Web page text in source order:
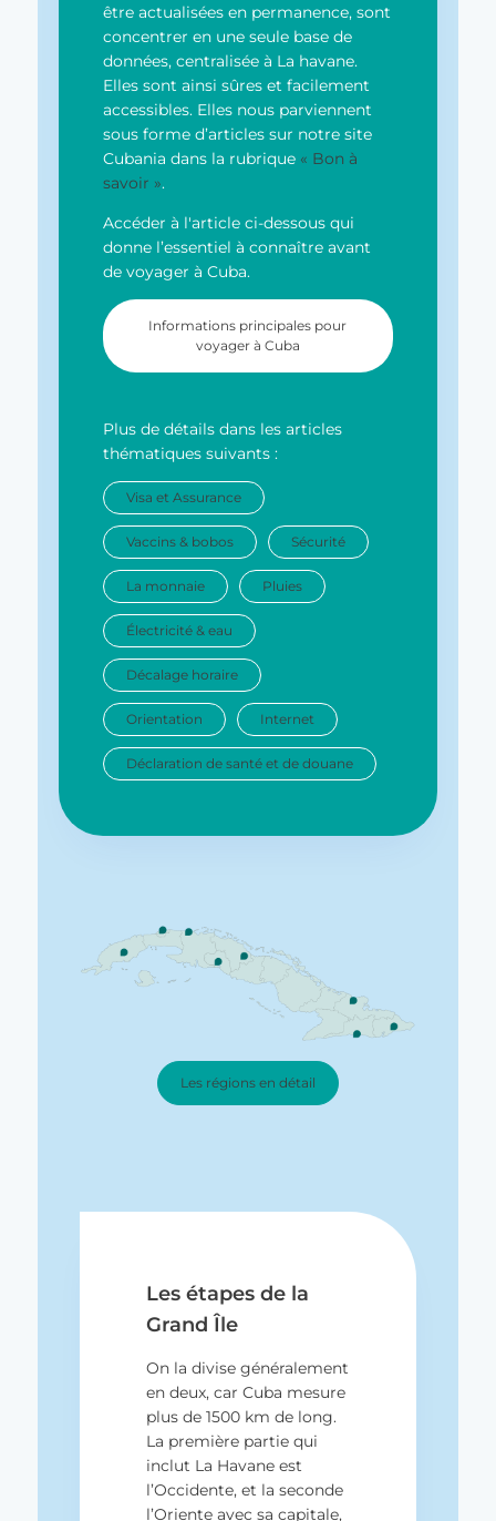
être actualisées en permanence, sont
concentrer en une seule base de
données, centralisée à La havane.
Elles sont ainsi sûres et facilement
accessibles. Elles nous parviennent
sous forme d’articles sur notre site
Cubania dans la rubrique « Bon à
savoir ».
Accéder à l'article ci-dessous qui
donne l’essentiel à connaître avant
de voyager à Cuba.
Informations principales pour
voyager à Cuba
Plus de détails dans les articles
thématiques suivants :
Visa et Assurance
Vaccins & bobos Sécurité
La monnaie Pluies
Électricité & eau
Décalage horaire
Orientation Internet
Déclaration de santé et de douane
Les régions en détail
Les étapes de la
Grand Île
On la divise généralement
en deux, car Cuba mesure
plus de 1500 km de long.
La première partie qui
inclut La Havane est
l’Occidente, et la seconde
l’Oriente avec sa capitale,